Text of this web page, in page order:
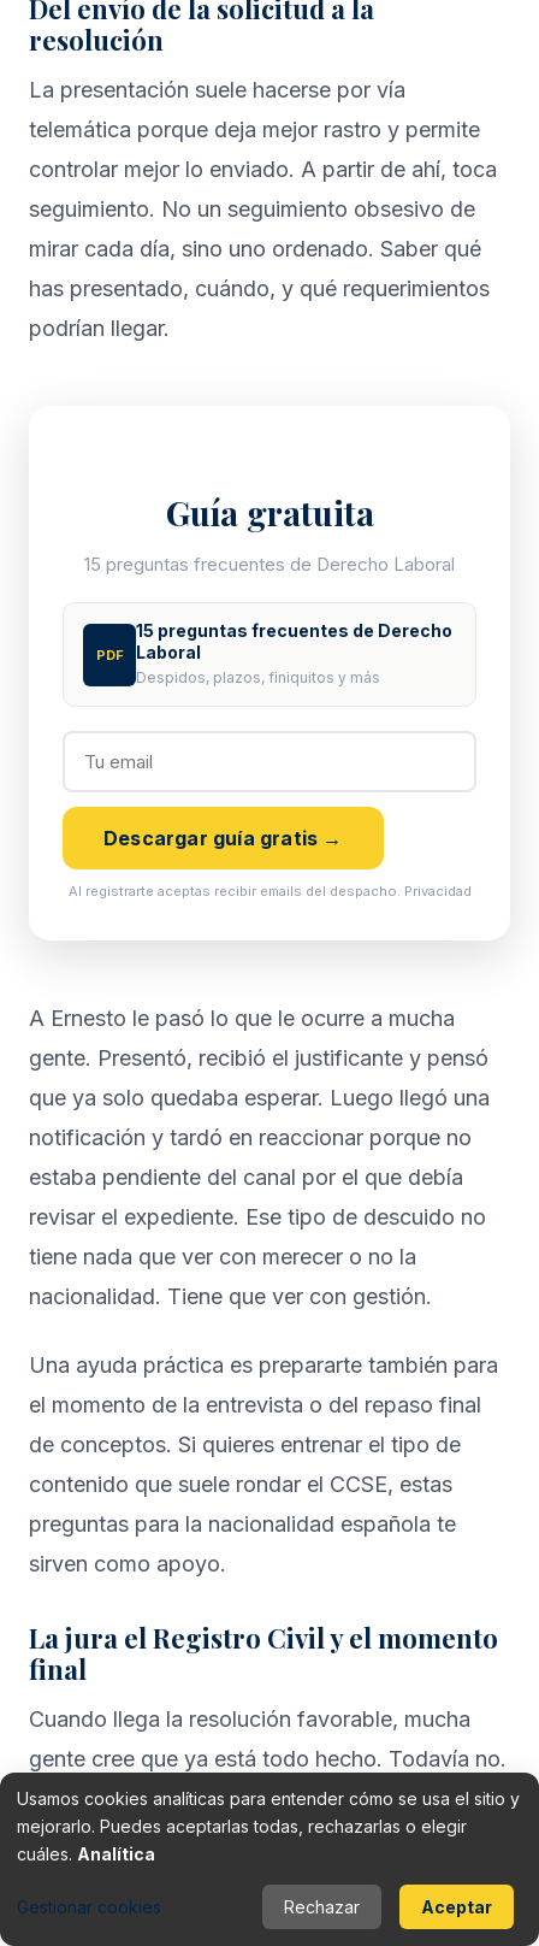
Del envío de la solicitud a la
resolución
La presentación suele hacerse por vía
telemática porque deja mejor rastro y permite
controlar mejor lo enviado. A partir de ahí, toca
seguimiento. No un seguimiento obsesivo de
mirar cada día, sino uno ordenado. Saber qué
has presentado, cuándo, y qué requerimientos
podrían llegar.
Guía gratuita
15 preguntas frecuentes de Derecho Laboral
PDF
15 preguntas frecuentes de Derecho
Laboral
Despidos, plazos, finiquitos y más
Descargar guía gratis →
Al registrarte aceptas recibir emails del despacho. Privacidad
A Ernesto le pasó lo que le ocurre a mucha
gente. Presentó, recibió el justificante y pensó
que ya solo quedaba esperar. Luego llegó una
notificación y tardó en reaccionar porque no
estaba pendiente del canal por el que debía
revisar el expediente. Ese tipo de descuido no
tiene nada que ver con merecer o no la
nacionalidad. Tiene que ver con gestión.
Una ayuda práctica es prepararte también para
el momento de la entrevista o del repaso final
de conceptos. Si quieres entrenar el tipo de
contenido que suele rondar el CCSE, estas
preguntas para la nacionalidad española te
sirven como apoyo.
La jura el Registro Civil y el momento
final
Cuando llega la resolución favorable, mucha
gente cree que ya está todo hecho. Todavía no.
Hay un paso final que no puedes dejar dormir
en un cajón. Una condición final es el
la Constitución
, que debe realizarse en el
Usamos cookies analíticas para entender cómo se usa el sitio y
mejorarlo. Puedes aceptarlas todas, rechazarlas o elegir
cuáles. Analítica
Gestionar cookies Rechazar Aceptar